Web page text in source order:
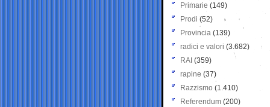
Primarie (149)
Prodi (52)
Provincia (139)
radici e valori (3.682)
RAI (359)
rapine (37)
Razzismo (1.410)
Referendum (200)